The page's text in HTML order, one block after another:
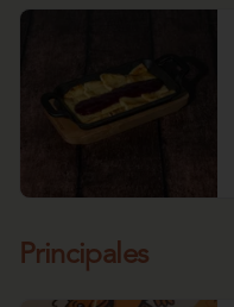
Principales